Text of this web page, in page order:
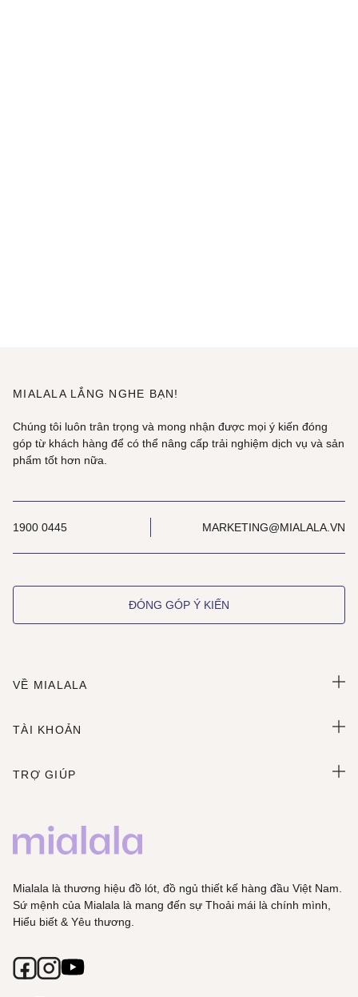
MIALALA LẮNG NGHE BẠN!
Chúng tôi luôn trân trọng và mong nhận được mọi ý kiến đóng
góp từ khách hàng để có thể nâng cấp trải nghiệm dịch vụ và sản
phẩm tốt hơn nữa.
1900 0445 MARKETING@MIALALA.VN
ĐÓNG GÓP Ý KIẾN
VỀ MIALALA
TÀI KHOẢN
TRỢ GIÚP
Mialala là thương hiệu đồ lót, đồ ngủ thiết kế hàng đầu Việt Nam.
Sứ mệnh của Mialala là mang đến sự Thoải mái là chính mình,
Hiểu biết & Yêu thương.